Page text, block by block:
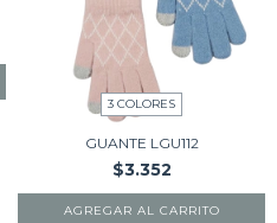
3 COLORES
GUANTE LGU112
$3.352
AGREGAR AL CARRITO